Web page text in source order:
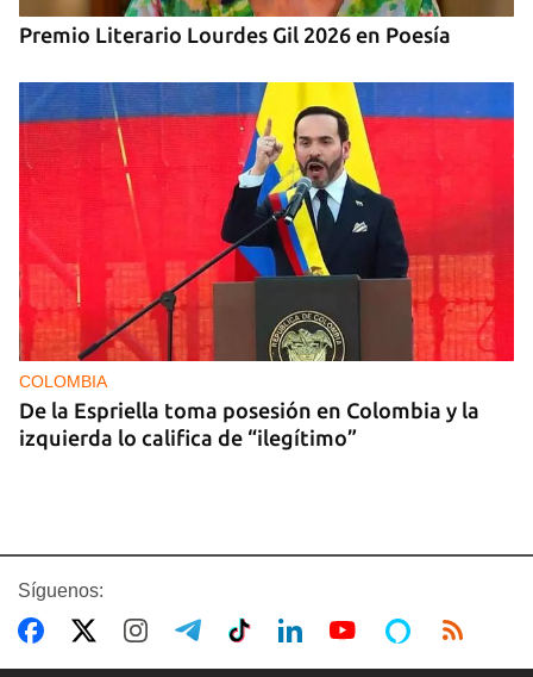
Premio Literario Lourdes Gil 2026 en Poesía
COLOMBIA
De la Espriella toma posesión en Colombia y la
izquierda lo califica de “ilegítimo”
Síguenos: